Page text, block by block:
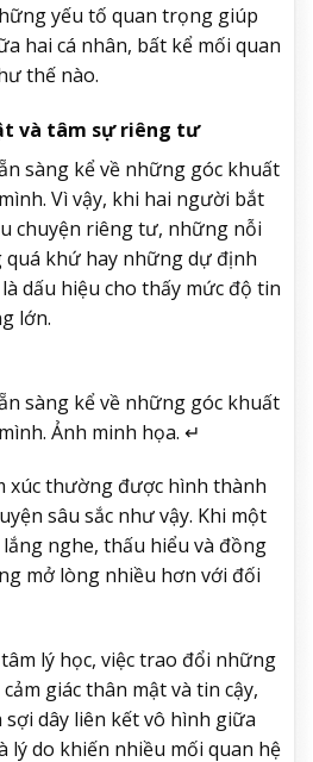
yếu tố quan trọng giúp
hai cá nhân, bất kể mối quan
thế nào.
và tâm sự riêng tư
sàng kể về những góc khuất
Vì vậy, khi hai người bắt
chuyện riêng tư, những nỗi
quá khứ hay những dự định
dấu hiệu cho thấy mức độ tin
lớn.
sàng kể về những góc khuất
Ảnh minh họa. ↵
xúc thường được hình thành
sâu sắc như vậy. Khi một
nghe, thấu hiểu và đồng
mở lòng nhiều hơn với đối
lý học, việc trao đổi những
giác thân mật và tin cậy,
dây liên kết vô hình giữa
lý do khiến nhiều mối quan hệ